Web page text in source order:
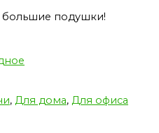
большие подушки!
, Для дома, Для офиса